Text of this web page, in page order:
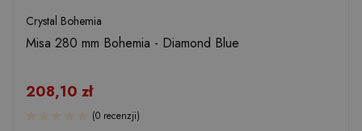
Crystal Bohemia
Misa 280 mm Bohemia - Diamond Blue
208,10 zł
(0 recenzji)